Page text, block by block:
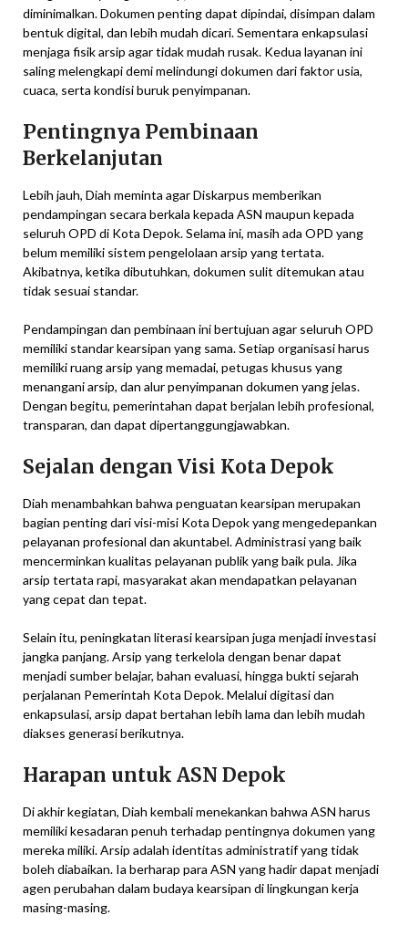
diminimalkan. Dokumen penting dapat dipindai, disimpan dalam
bentuk digital, dan lebih mudah dicari. Sementara enkapsulasi
menjaga fisik arsip agar tidak mudah rusak. Kedua layanan ini
saling melengkapi demi melindungi dokumen dari faktor usia,
cuaca, serta kondisi buruk penyimpanan.
Pentingnya Pembinaan
Berkelanjutan
Lebih jauh, Diah meminta agar Diskarpus memberikan
pendampingan secara berkala kepada ASN maupun kepada
seluruh OPD di Kota Depok. Selama ini, masih ada OPD yang
belum memiliki sistem pengelolaan arsip yang tertata.
Akibatnya, ketika dibutuhkan, dokumen sulit ditemukan atau
tidak sesuai standar.
Pendampingan dan pembinaan ini bertujuan agar seluruh OPD
memiliki standar kearsipan yang sama. Setiap organisasi harus
memiliki ruang arsip yang memadai, petugas khusus yang
menangani arsip, dan alur penyimpanan dokumen yang jelas.
Dengan begitu, pemerintahan dapat berjalan lebih profesional,
transparan, dan dapat dipertanggungjawabkan.
Sejalan dengan Visi Kota Depok
Diah menambahkan bahwa penguatan kearsipan merupakan
bagian penting dari visi-misi Kota Depok yang mengedepankan
pelayanan profesional dan akuntabel. Administrasi yang baik
mencerminkan kualitas pelayanan publik yang baik pula. Jika
arsip tertata rapi, masyarakat akan mendapatkan pelayanan
yang cepat dan tepat.
Selain itu, peningkatan literasi kearsipan juga menjadi investasi
jangka panjang. Arsip yang terkelola dengan benar dapat
menjadi sumber belajar, bahan evaluasi, hingga bukti sejarah
perjalanan Pemerintah Kota Depok. Melalui digitasi dan
enkapsulasi, arsip dapat bertahan lebih lama dan lebih mudah
diakses generasi berikutnya.
Harapan untuk ASN Depok
Di akhir kegiatan, Diah kembali menekankan bahwa ASN harus
memiliki kesadaran penuh terhadap pentingnya dokumen yang
mereka miliki. Arsip adalah identitas administratif yang tidak
boleh diabaikan. Ia berharap para ASN yang hadir dapat menjadi
agen perubahan dalam budaya kearsipan di lingkungan kerja
masing-masing.